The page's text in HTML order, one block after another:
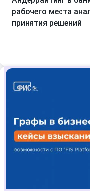
рабочего места
принятия решений